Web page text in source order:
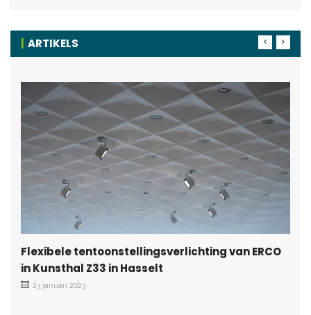
ARTIKELS
Flexibele tentoonstellingsverlichting van ERCO
in Kunsthal Z33 in Hasselt
23 januari 2023